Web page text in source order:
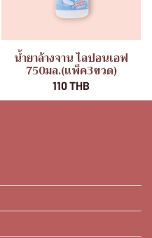
น้ำยาล้างจาน ไลปอนเอฟ
750มล.(แพ็ค3ขวด)
110 THB